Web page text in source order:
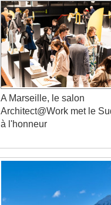
A Marseille, le salon
Architect@Work met le Sud
à l'honneur